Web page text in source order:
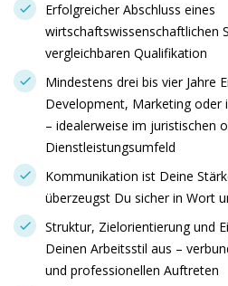
Erfolgreicher Abschluss eines
wirtschaftswissenschaftlichen
vergleichbaren Qualifikation
Mindestens drei bis vier Jahre
Development, Marketing oder
– idealerweise im juristischen
Dienstleistungsumfeld
Kommunikation ist Deine
überzeugst Du sicher in Wort
Struktur, Zielorientierung und
Deinen Arbeitsstil aus –
und professionellen Auftreten